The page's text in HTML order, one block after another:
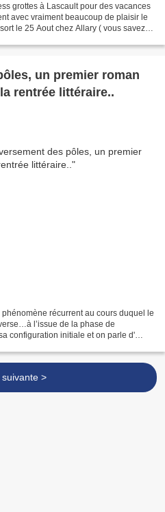
grottes à Lascault pour des vacances
avec vraiment beaucoup de plaisir le
le 25 Aout chez Allary ( vous savez,
un premier roman
rentrée littéraire..
récurrent au cours duquel le
l’issue de la phase de
configuration initiale et on parle d'
suivante >